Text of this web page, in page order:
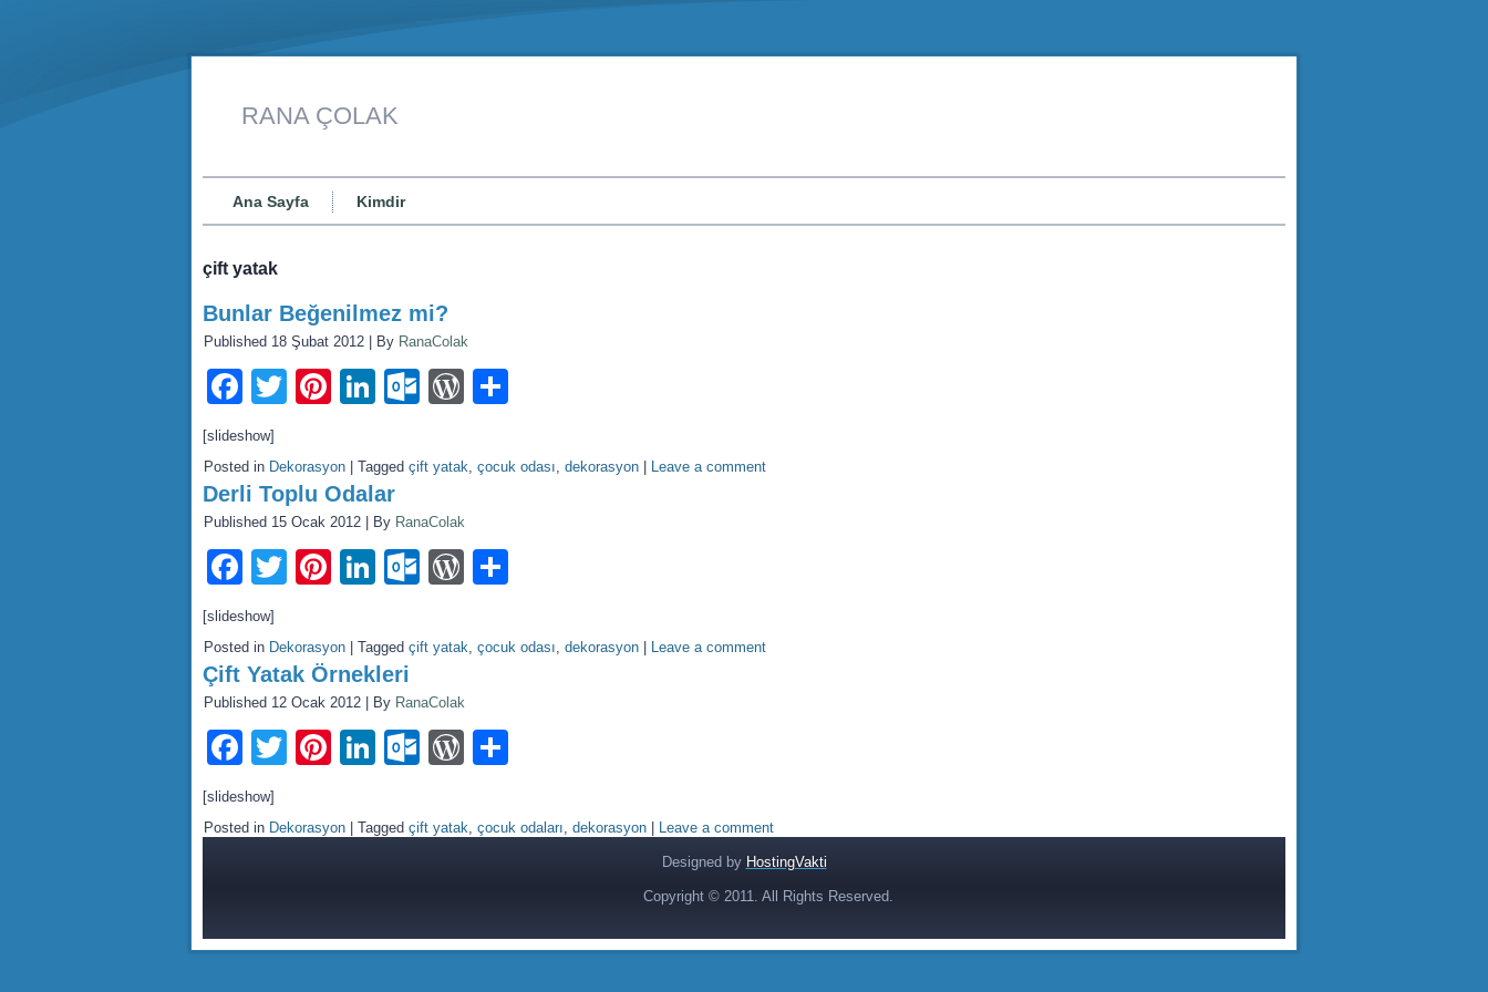
RANA ÇOLAK
Ana Sayfa Kimdir
çift yatak
Bunlar Beğenilmez mi?
Published 18 Şubat 2012 By RanaColak
Facebook
TwitterPinterest
LinkedIn
Outlook.com
WordPress
[slideshow]
Posted in Dekorasyon Tagged çift yatak, çocuk odası, dekorasyon Leave a comment
Derli Toplu Odalar
Published 15 Ocak 2012 By RanaColak
Facebook
TwitterPinterest
LinkedIn
Outlook.com
WordPress
[slideshow]
Posted in Dekorasyon Tagged çift yatak, çocuk odası, dekorasyon Leave a comment
Çift Yatak Örnekleri
Published 12 Ocak 2012 By RanaColak
Facebook
TwitterPinterest
LinkedIn
Outlook.com
WordPress
[slideshow]
Posted in Dekorasyon Tagged çift yatak, çocuk odaları, dekorasyon Leave a comment
Designed by HostingVakti
Copyright © 2011. All Rights Reserved.